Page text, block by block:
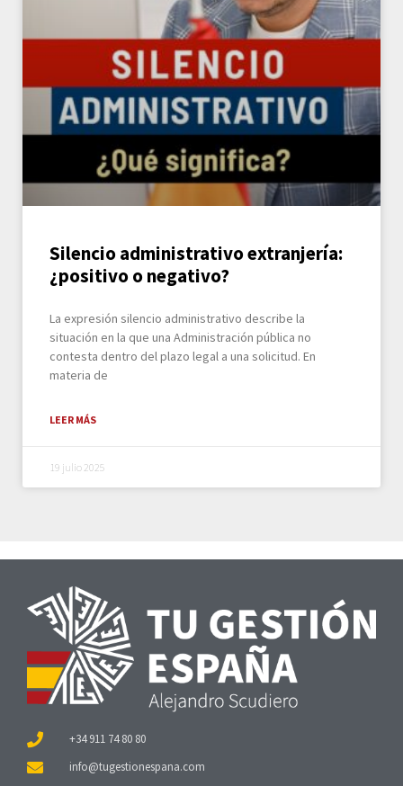
Silencio administrativo extranjería:
¿positivo o negativo?
La expresión silencio administrativo describe la
situación en la que una Administración pública no
contesta dentro del plazo legal a una solicitud. En
materia de
LEER MÁS
19 julio 2025
+34 911 74 80 80